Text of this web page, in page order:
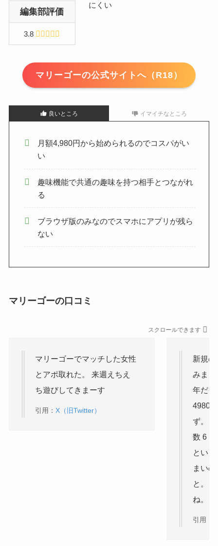
編集部評価
3.8
にくい
マリーゴーの公式サイトへ（R18）
良いところ イマイチなところ
月額4,980円から始められるのでコスパがい
い
趣味機能で共通の趣味を持つ相手とつながれ
る
ブラウザ版のみなのでスマホにアプリが残ら
ない
マリーゴーの口コミ
スクロールできます
マリーゴーでマッチした女性
とアポ取れた。 来週えちえ
ち遊びしてきまーす
引用： X（旧Twitter）
新規
みまし
年だそ
4980
ず。
数 6
とい
まい
と。
ね。
引用：